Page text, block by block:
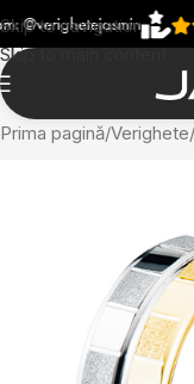
Skip to navigation
Skip to main content
Prima pagină Verighete